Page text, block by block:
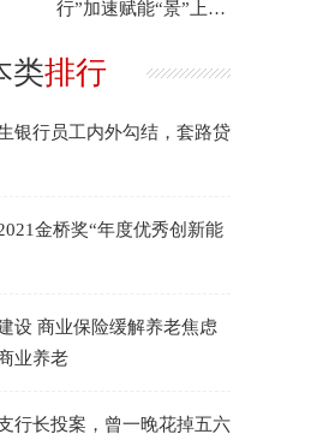
行”加速赋能“景”上添
类排行
银行员工内外勾结，套路贷
金桥奖“年度优秀创新能
设 商业保险缓解养老焦虑
业养老
行长投案，曾一晚花掉五六